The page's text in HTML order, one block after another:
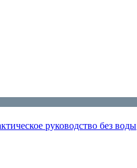
руководство без воды